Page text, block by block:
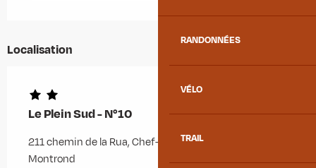
RANDONNÉES
VÉLO
TRAIL
Localisation
Le Plein Sud - N°10
211 chemin de la Rua, Chef-lieu, 73300 Albiez-
Montrond